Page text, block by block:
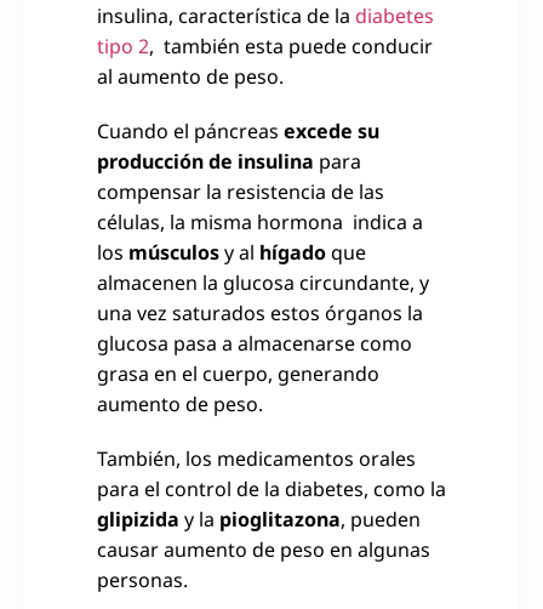
insulina, característica de la diabetes
tipo 2, también esta puede conducir
al aumento de peso.
Cuando el páncreas excede su
producción de insulina para
compensar la resistencia de las
células, la misma hormona indica a
los músculosy al hígadoque
almacenen la glucosa circundante, y
una vez saturados estos órganos la
glucosa pasa a almacenarse como
grasa en el cuerpo, generando
aumento de peso.
También, los medicamentos orales
para el control de la diabetes, como la
glipizida y la pioglitazona, pueden
causar aumento de peso en algunas
personas.